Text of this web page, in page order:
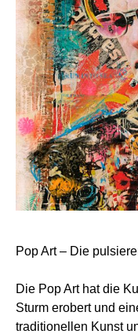
Pop Art – Die
Die Pop Art hat die
Sturm erobert und
traditionellen Kunst